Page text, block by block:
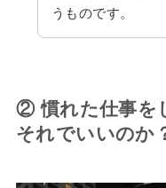
うものです。
② 慣れた仕事を
それでいいのか